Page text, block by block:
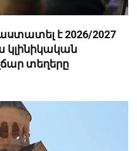
է 2026/2027
կլինիկական
տեղերը